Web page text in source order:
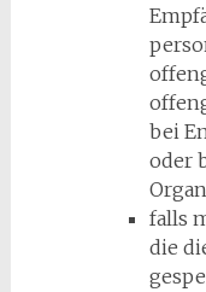
bei
oder
falls
die